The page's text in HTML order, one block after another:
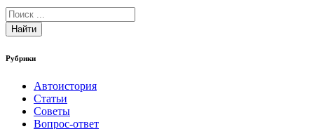
Найти
Рубрики
Автоистория
Статьи
Советы
Вопрос-ответ